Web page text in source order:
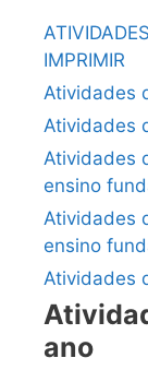
IMPRIMIR
Atividades
Atividades
Atividades
ensino
Atividades
ensino
Atividades
ano